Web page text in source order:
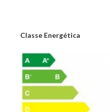
Classe Energética